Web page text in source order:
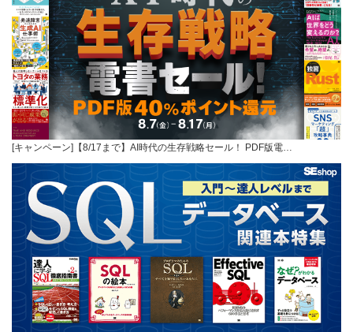
[キャンペーン]【8/17まで】AI時代の生存戦略セール！ PDF版電…